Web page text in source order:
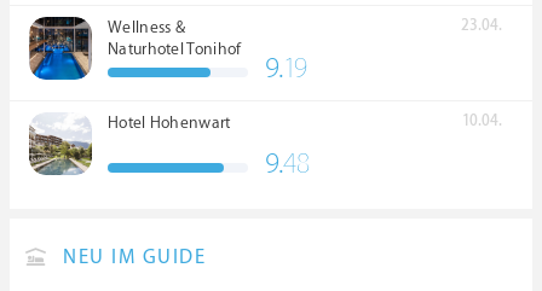
Wellness &
Naturhotel Tonihof
****S
23.04.
9.19
Hotel Hohenwart 10.04.
9.48
NEU IM GUIDE